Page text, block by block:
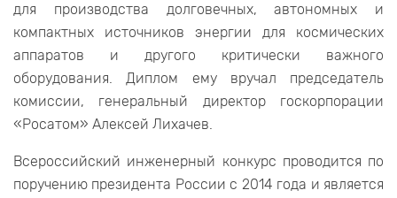
для производства долговечных, автономных и
компактных источников энергии для космических
аппаратов и другого критически важного
оборудования. Диплом ему вручал председатель
комиссии, генеральный директор госкорпорации
«Росатом» Алексей Лихачев.
Всероссийский инженерный конкурс проводится по
поручению президента России с 2014 года и является